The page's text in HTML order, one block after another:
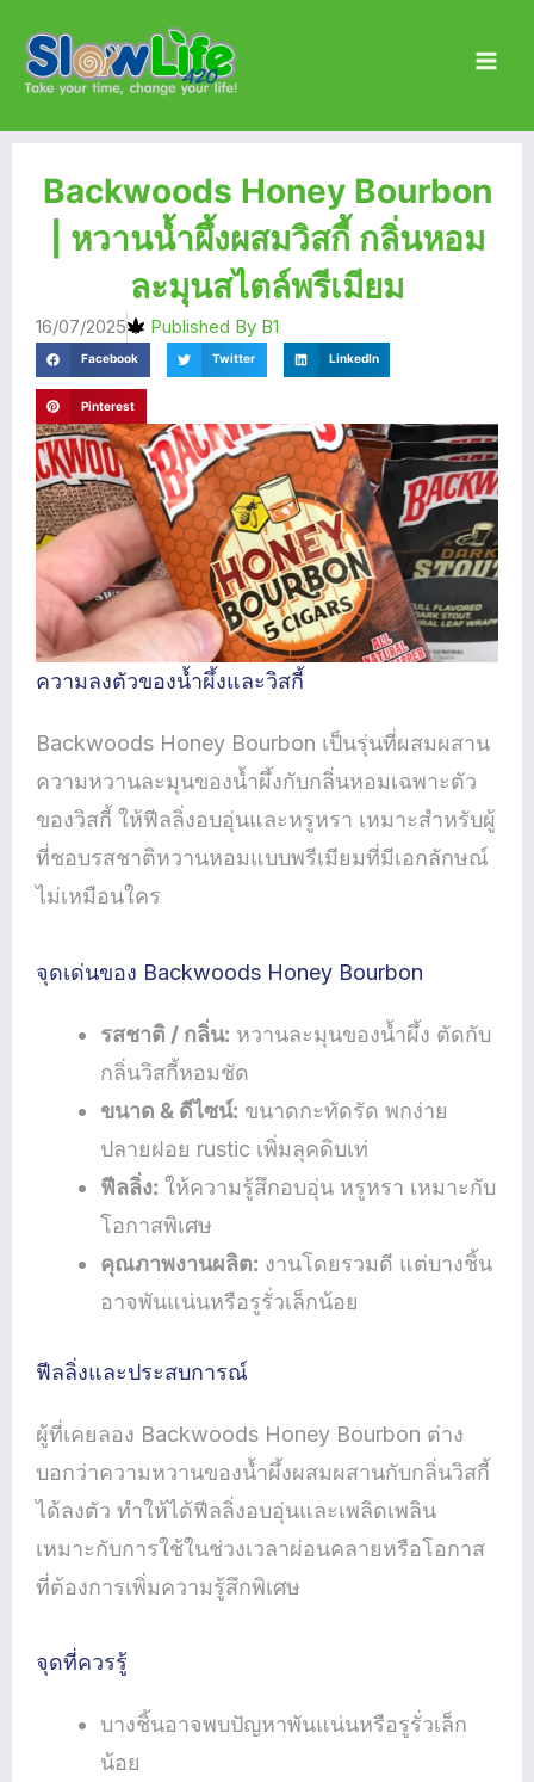
content
Backwoods Honey Bourbon
| หวานน้ำผึ้งผสมวิสกี้ กลิ่นหอม
ละมุนสไตล์พรีเมียม
16/07/2025 Published By B1
Facebook Twitter LinkedIn
Pinterest
ความลงตัวของน้ำผึ้งและวิสกี้
Backwoods Honey Bourbon เป็นรุ่นที่ผสมผสาน
ความหวานละมุนของน้ำผึ้งกับกลิ่นหอมเฉพาะตัว
ของวิสกี้ ให้ฟีลลิ่งอบอุ่นและหรูหรา เหมาะสำหรับผู้
ที่ชอบรสชาติหวานหอมแบบพรีเมียมที่มีเอกลักษณ์
ไม่เหมือนใคร
จุดเด่นของ Backwoods Honey Bourbon
รสชาติ / กลิ่น: หวานละมุนของน้ำผึ้ง ตัดกับ
กลิ่นวิสกี้หอมชัด
ขนาด & ดีไซน์: ขนาดกะทัดรัด พกง่าย
ปลายฝอย rustic เพิ่มลุคดิบเท่
ฟีลลิ่ง: ให้ความรู้สึกอบอุ่น หรูหรา เหมาะกับ
โอกาสพิเศษ
คุณภาพงานผลิต: งานโดยรวมดี แต่บางชิ้น
อาจพันแน่นหรือรูรั่วเล็กน้อย
ฟีลลิ่งและประสบการณ์
ผู้ที่เคยลอง Backwoods Honey Bourbon ต่าง
บอกว่าความหวานของน้ำผึ้งผสมผสานกับกลิ่นวิสกี้
ได้ลงตัว ทำให้ได้ฟีลลิ่งอบอุ่นและเพลิดเพลิน
เหมาะกับการใช้ในช่วงเวลาผ่อนคลายหรือโอกาส
ที่ต้องการเพิ่มความรู้สึกพิเศษ
จุดที่ควรรู้
บางชิ้นอาจพบปัญหาพันแน่นหรือรูรั่วเล็ก
น้อย